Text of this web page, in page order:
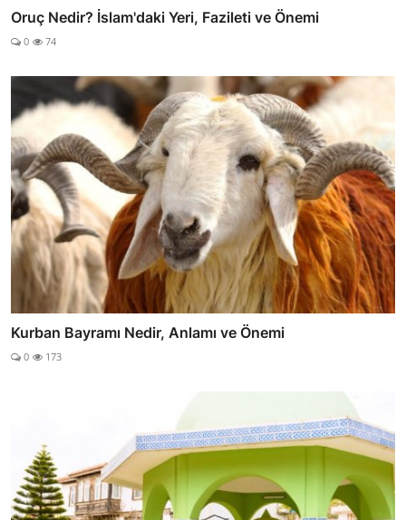
Oruç Nedir? İslam'daki Yeri, Fazileti ve Önemi
0 74
Kurban Bayramı Nedir, Anlamı ve Önemi
0 173